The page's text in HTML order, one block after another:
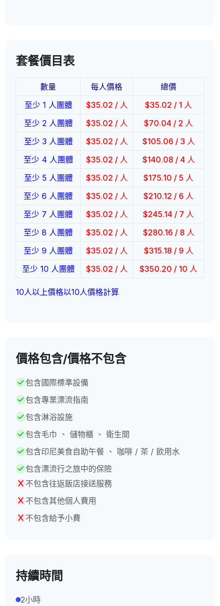
套餐價目表
數量 每人價格
總價
至少 1 人團體
$35.02 / 人 $35.02 / 1 人
至少 2 人團體
$35.02 / 人 $70.04 / 2 人
至少 3 人團體
$35.02 / 人 $105.06 / 3 人
至少 4 人團體
$35.02 / 人 $140.08 / 4 人
至少 5 人團體
$35.02 / 人 $175.10 / 5 人
至少 6 人團體
$35.02 / 人 $210.12 / 6 人
至少 7 人團體
$35.02 / 人 $245.14 / 7 人
至少 8 人團體
$35.02 / 人 $280.16 / 8 人
至少 9 人團體
$35.02 / 人 $315.18 / 9 人
至少 10 人團體
$35.02 / 人 $350.20 / 10 人
10人以上價格以10人價格計算
價格包含/價格不包含
包含國際標準設備
包含專業漂流指南
包含淋浴設施
包含毛巾 、 儲物櫃 、 衛生間
包含印尼美食自助午餐 、 咖啡 / 茶 / 飲用水
包含漂流行之旅中的保險
不包含往返飯店接送服務
不包含其他個人費用
不包含給予小費
持續時間
2小時